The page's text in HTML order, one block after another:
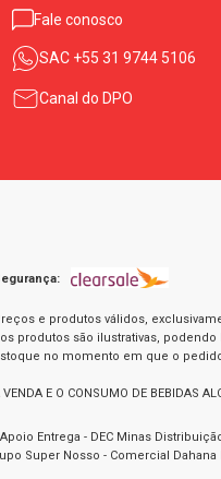
Fale conosco
SAC +55 31 9744 5106
Canal do DPO
e produtos válidos,
produtos são ilustrativas,
no momento em que o
VENDA E O CONSUMO DE BEBIDAS
Entrega - DEC Minas
Super Nosso - Comercial Dahana